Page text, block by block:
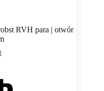
RVH para | otwór